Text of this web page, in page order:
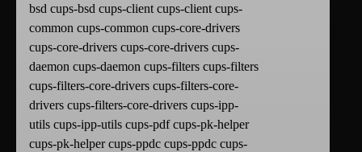
bsd cups-bsd cups-client cups-client cups-
common cups-common cups-core-drivers
cups-core-drivers cups-core-drivers cups-
daemon cups-daemon cups-filters cups-filters
cups-filters-core-drivers cups-filters-core-
drivers cups-filters-core-drivers cups-ipp-
utils cups-ipp-utils cups-pdf cups-pk-helper
cups-pk-helper cups-ppdc cups-ppdc cups-